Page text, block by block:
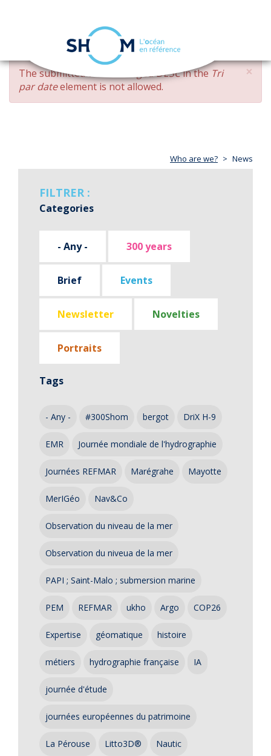
Skip
main
content
navigation
×
ERROR
MESSAGE
The submitted value changed DESCin the Tri
par dateelement is not allowed.
Who are we? News
FILTRER :
Categories
- Any - 300 years
Brief Events
Newsletter Novelties
Portraits
Tags
- Any - #300Shom bergot DriX H-9
EMR Journée mondiale de l'hydrographie
Journées REFMAR Marégrahe Mayotte
MerIGéo Nav&Co
Observation du niveau de la mer
Observation du niveua de la mer
PAPI ; Saint-Malo ; submersion marine
PEM REFMAR ukho Argo COP26
Expertise géomatique histoire
métiers hydrographie française IA
journée d'étude
journées européennes du patrimoine
La Pérouse Litto3D® Nautic